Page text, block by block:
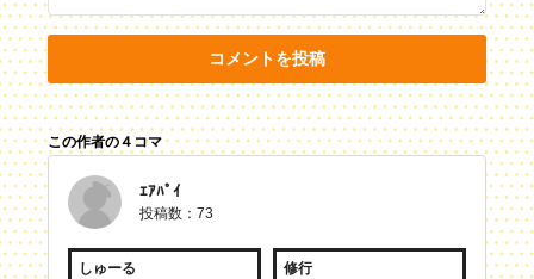
コメントを投稿
この作者の４コマ
ｴｱﾊﾟｲ
投稿数：73
しゅーる 修行